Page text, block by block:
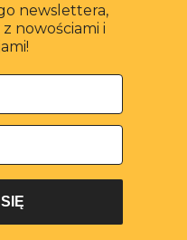
newslettera,
nowościami i